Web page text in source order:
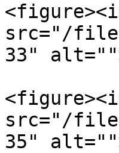
src="/files/
33"
src="/files/
35"